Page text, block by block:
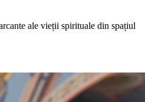
ale vieții spirituale din spațiul